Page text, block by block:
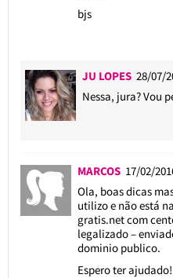
bjs
JU LOPES 28/07/
Nessa, jura? Vou
MARCOS 17/02/
Ola, boas dicas
utilizo e não está
gratis.netcom
legalizado –
dominio publico.
Espero ter ajudado!